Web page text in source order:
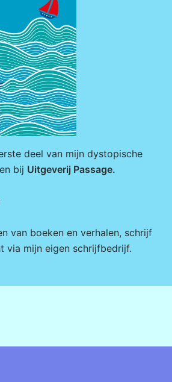
deel van mijn dystopische
bij Uitgeverij Passage.
van boeken en verhalen, schrijf
via mijn eigen schrijfbedrijf.